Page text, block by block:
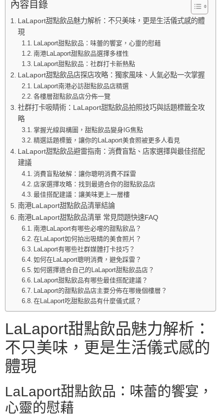
內容目錄
LaLaport甜點飲品魅力解析：不只美味，更是生活儀式感的體
現
LaLaport甜點飲品：味蕾的饗宴，心靈的慰藉
南港LaLaport甜點飲品選擇多樣性
LaLaport甜點飲品：社群打卡新熱點
LaLaport甜點飲品店探店攻略：獨家風味、人氣必點一次掌握
LaLaport南港必訪甜點飲品店精選
各樓層甜點飲品店分佈一覽
社群打卡吸睛術：LaLaport甜點飲品拍照技巧與話題標籤全攻
略
掌握光線與構圖，甜點飲品變身IG焦點
精選話題標籤，讓你的LaLaport美食照被更多人看見
LaLaport甜點飲品避雷指南：消費盲點、店家選擇與最佳搭配
建議
消費盲點破解：讓你聰明消費不踩雷
店家選擇攻略：找到最適合你的甜點飲品店
最佳搭配建議：讓美味更上一層樓
南港LaLaport甜點飲品清單結論
南港LaLaport甜點飲品清單 常見問題快速FAQ
南港LaLaport有哪些必嚐的甜點飲品？
在LaLaport如何拍出吸睛的美食照片？
LaLaport有哪些社群媒體打卡技巧？
如何在LaLaport聰明消費，避免踩雷？
如何選擇適合自己的LaLaport甜點飲品店？
LaLaport甜點飲品有哪些最佳搭配建議？
LaLaport的甜點飲品店主要分佈在哪幾個樓層？
在LaLaport吃甜點飲品有什麼儀式感？
LaLaport甜點飲品魅力解析：
不只美味，更是生活儀式感的
體現
LaLaport甜點飲品：味蕾的饗宴，
心靈的慰藉